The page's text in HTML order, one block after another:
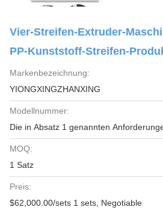
Vier-Streifen-Extruder-
PP-Kunststoff-Streifen-
Markenbezeichnung:
YIONGXINGZHANXING
Modellnummer:
Die in Absatz 1 genannten
MOQ:
1 Satz
Preis:
$62,000.00/sets 1 sets, Negotiable